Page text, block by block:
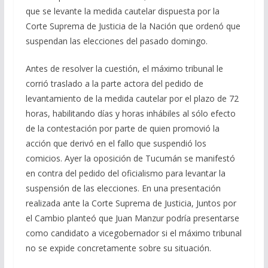
que se levante la medida cautelar dispuesta por la
Corte Suprema de Justicia de la Nación que ordenó que
suspendan las elecciones del pasado domingo.
Antes de resolver la cuestión, el máximo tribunal le
corrió traslado a la parte actora del pedido de
levantamiento de la medida cautelar por el plazo de 72
horas, habilitando días y horas inhábiles al sólo efecto
de la contestación por parte de quien promovió la
acción que derivó en el fallo que suspendió los
comicios. Ayer la oposición de Tucumán se manifestó
en contra del pedido del oficialismo para levantar la
suspensión de las elecciones. En una presentación
realizada ante la Corte Suprema de Justicia, Juntos por
el Cambio planteó que Juan Manzur podría presentarse
como candidato a vicegobernador si el máximo tribunal
no se expide concretamente sobre su situación.